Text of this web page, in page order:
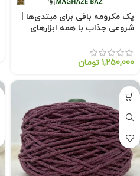
پک مکرومه بافی برای مبتدی‌ها |
شروعی جذاب با همه ابزارهای
1,250,000 تومان